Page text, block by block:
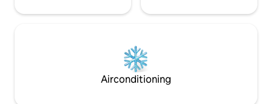
Airconditioning